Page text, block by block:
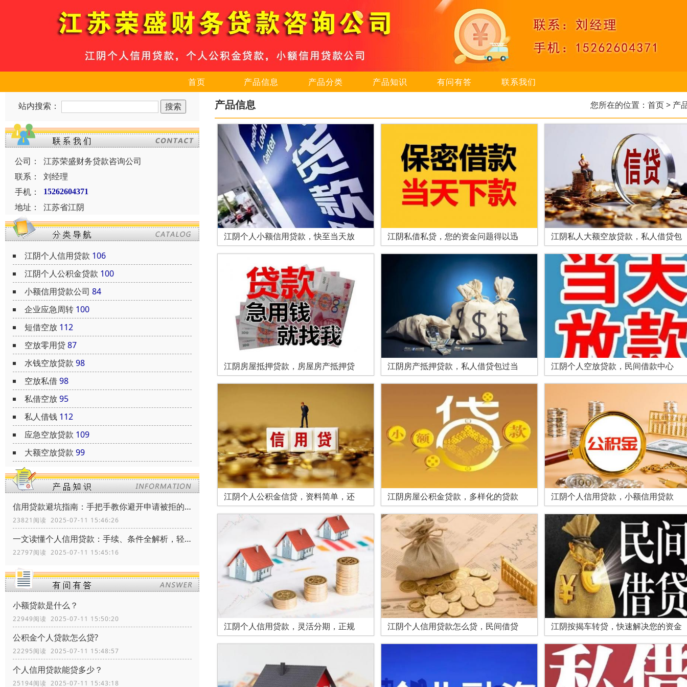
首页 产品信息 产品分类 产品知识 有问有答 联系我们
站内搜索：
公司：
江苏荣盛财务贷款咨询公司
联系：
刘经理
手机：
15262604371
地址： 江苏省江阴
江阴个人信用贷款 106
江阴个人公积金贷款 100
小额信用贷款公司 84
企业应急周转 100
短借空放 112
空放零用贷87
水钱空放贷款 98
空放私借98
私借空放95
私人借钱 112
应急空放贷款 109
大额空放贷款 99
信用贷款避坑指南：手把手教你避开申请被拒的三大雷区
23821阅读 2025-07-11 15:46:26
一文读懂个人信用贷款：手续、条件全解析，轻松搞定资金需求！
22797阅读 2025-07-11 15:45:16
小额贷款是什么？
22949阅读 2025-07-11 15:50:20
公积金个人贷款怎么贷?
22295阅读 2025-07-11 15:48:57
个人信用贷款能贷多少？
25194阅读 2025-07-11 15:43:18
产品信息 您所在的位置： 首页> 产
江阴个人小额信用贷款，快至当天放 江阴私借私贷，您的资金问题得以迅 江阴私人大额空放贷款，私人借贷包
江阴房屋抵押贷款，房屋房产抵押贷 江阴房产抵押贷款，私人借贷包过当 江阴个人空放贷款，民间借款中心
江阴个人公积金信贷，资料简单，还 江阴房屋公积金贷款，多样化的贷款 江阴个人信用贷款，小额信用贷款
江阴个人信用贷款，灵活分期，正规 江阴个人信用贷款怎么贷，民间借贷 江阴按揭车转贷，快速解决您的资金